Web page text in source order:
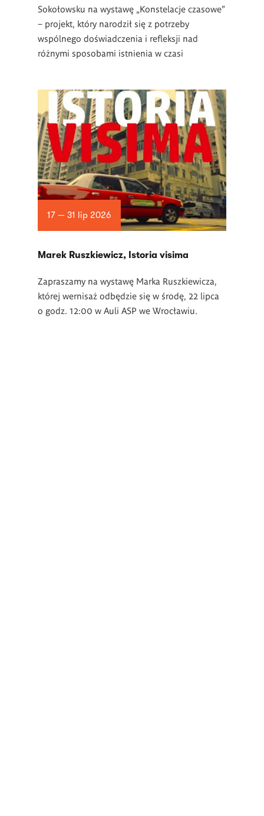
Sokołowsku na wystawę „Konstelacje czasowe”
– projekt, który narodził się z potrzeby
wspólnego doświadczenia i refleksji nad
różnymi sposobami istnienia w czasi
17 — 31 lip 2026
Marek Ruszkiewicz, Istoria visima
Zapraszamy na wystawę Marka Ruszkiewicza,
której wernisaż odbędzie się w środę, 22 lipca
o godz. 12:00 w Auli ASP we Wrocławiu.